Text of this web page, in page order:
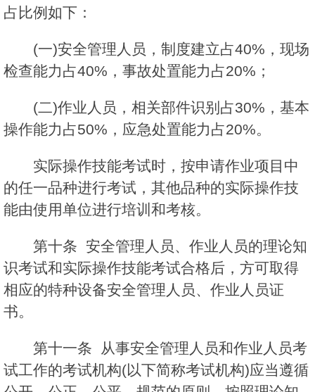
占比例如下：
(一)安全管理人员，制度建立占40%，现场
检查能力占40%，事故处置能力占20%；
(二)作业人员，相关部件识别占30%，基本
操作能力占50%，应急处置能力占20%。
实际操作技能考试时，按申请作业项目中
的任一品种进行考试，其他品种的实际操作技
能由使用单位进行培训和考核。
第十条 安全管理人员、作业人员的理论知
识考试和实际操作技能考试合格后，方可取得
相应的特种设备安全管理人员、作业人员证
书。
第十一条 从事安全管理人员和作业人员考
试工作的考试机构(以下简称考试机构)应当遵循